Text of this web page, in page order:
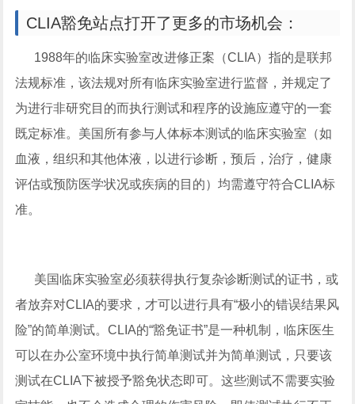
CLIA豁免站点打开了更多的市场机会：
1988年的临床实验室改进修正案（CLIA）指的是联邦
法规标准，该法规对所有临床实验室进行监督，并规定了
为进行非研究目的而执行测试和程序的设施应遵守的一套
既定标准。美国所有参与人体标本测试的临床实验室（如
血液，组织和其他体液，以进行诊断，预后，治疗，健康
评估或预防医学状况或疾病的目的）均需遵守符合CLIA标
准。
美国临床实验室必须获得执行复杂诊断测试的证书，或
者放弃对CLIA的要求，才可以进行具有“极小的错误结果风
险”的简单测试。CLIA的“豁免证书”是一种机制，临床医生
可以在办公室环境中执行简单测试并为简单测试，只要该
测试在CLIA下被授予豁免状态即可。这些测试不需要实验